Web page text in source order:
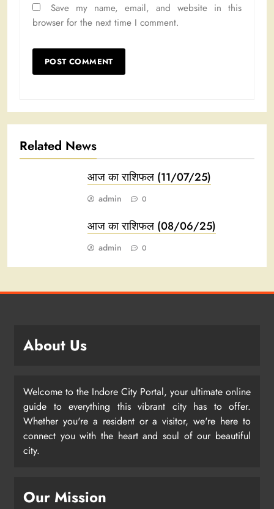
Save my name, email, and website in this
browser for the next time I comment.
Related News
आज का राशिफल (11/07/25)
admin 0
आज का राशिफल (08/06/25)
admin 0
About Us
Welcome to the Indore City Portal, your ultimate online
guide to everything this vibrant city has to offer.
Whether you're a resident or a visitor, we're here to
connect you with the heart and soul of our beautiful
city.
Our Mission